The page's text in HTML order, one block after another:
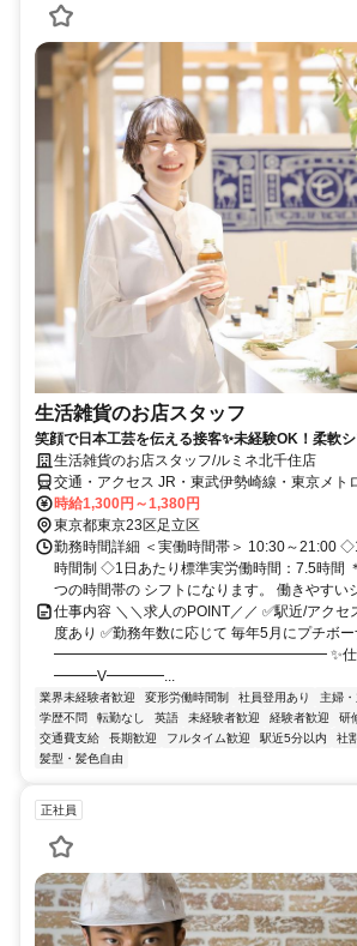
生活雑貨のお店スタッフ
笑顔で日本工芸を伝える接客✨未経験OK！柔軟
生活雑貨のお店スタッフ/ルミネ北千住店
交通・アクセス JR・東武伊勢崎線・東京メト
駅」直結
時給1,300円～1,380円
東京都東京23区足立区
勤務時間詳細 ＜実働時間帯＞ 10:30～21:00
時間制 ◇1日あたり標準実労働時間：7.5時間
つの時間帯の シフトになります。 働きやすい
仕事内容 ＼＼求人のPOINT／／ ✅駅近/アクセ
度あり ✅勤務年数に応じて 毎年5月にプチボー
━━━━━━━━━━━━━━━━━━━ ✨仕事
━━━V━━━━...
業界未経験者歓迎 変形労働時間制 社員登用あり 主婦
学歴不問
転勤なし 英語 未経験者歓迎 経験者歓迎 研
交通費支給
長期歓迎 フルタイム歓迎 駅近5分以内 社
髪型・髪色自由
正社員